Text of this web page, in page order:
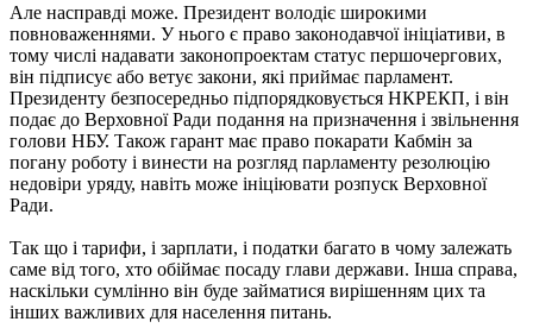
Але насправді може. Президент володіє широкими
повноваженнями. У нього є право законодавчої ініціативи, в
тому числі надавати законопроектам статус першочергових,
він підписує або ветує закони, які приймає парламент.
Президенту безпосередньо підпорядковується НКРЕКП, і він
подає до Верховної Ради подання на призначення і звільнення
голови НБУ. Також гарант має право покарати Кабмін за
погану роботу і винести на розгляд парламенту резолюцію
недовіри уряду, навіть може ініціювати розпуск Верховної
Ради.
Так що і тарифи, і зарплати, і податки багато в чому залежать
саме від того, хто обіймає посаду глави держави. Інша справа,
наскільки сумлінно він буде займатися вирішенням цих та
інших важливих для населення питань.